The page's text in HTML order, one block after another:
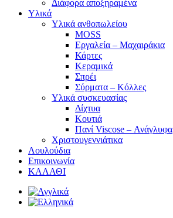
Διάφορα αποξηραμένα
Υλικά
Υλικά ανθοπωλείου
MOSS
Εργαλεία – Μαχαιράκια
Κάρτες
Κεραμικά
Σπρέι
Σύρματα – Κόλλες
Υλικά συσκευασίας
Δίχτυα
Κουτιά
Πανί Viscose – Ανάγλυφα
Χριστουγεννιάτικα
Λουλούδια
Επικοινωνία
ΚΑΛΑΘΙ